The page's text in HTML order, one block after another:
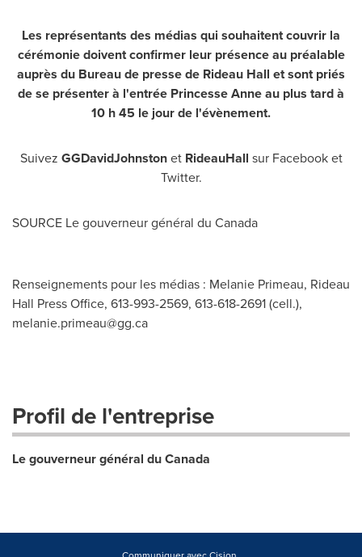
Les représentants des médias qui souhaitent couvrir la
cérémonie doivent confirmer leur présence au préalable
auprès du Bureau de presse de Rideau Hall et sont priés
de se présenter à l'entrée Princesse Anne au plus tard à
10 h 45 le jour de l'évènement.
Suivez GGDavidJohnstonet RideauHall sur Facebook et
Twitter.
SOURCE Le gouverneur général du Canada
Renseignements pour les médias : Melanie Primeau, Rideau
Hall Press Office, 613-993-2569, 613-618-2691 (cell.),
melanie.primeau@gg.ca
Profil de l'entreprise
Le gouverneur général du Canada